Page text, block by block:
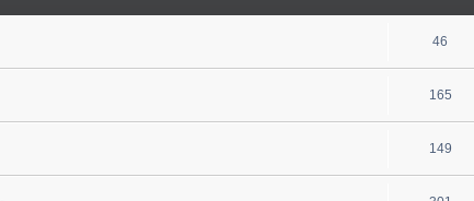
46
165
149